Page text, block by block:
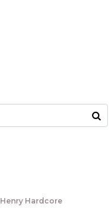
Henry Hardcore